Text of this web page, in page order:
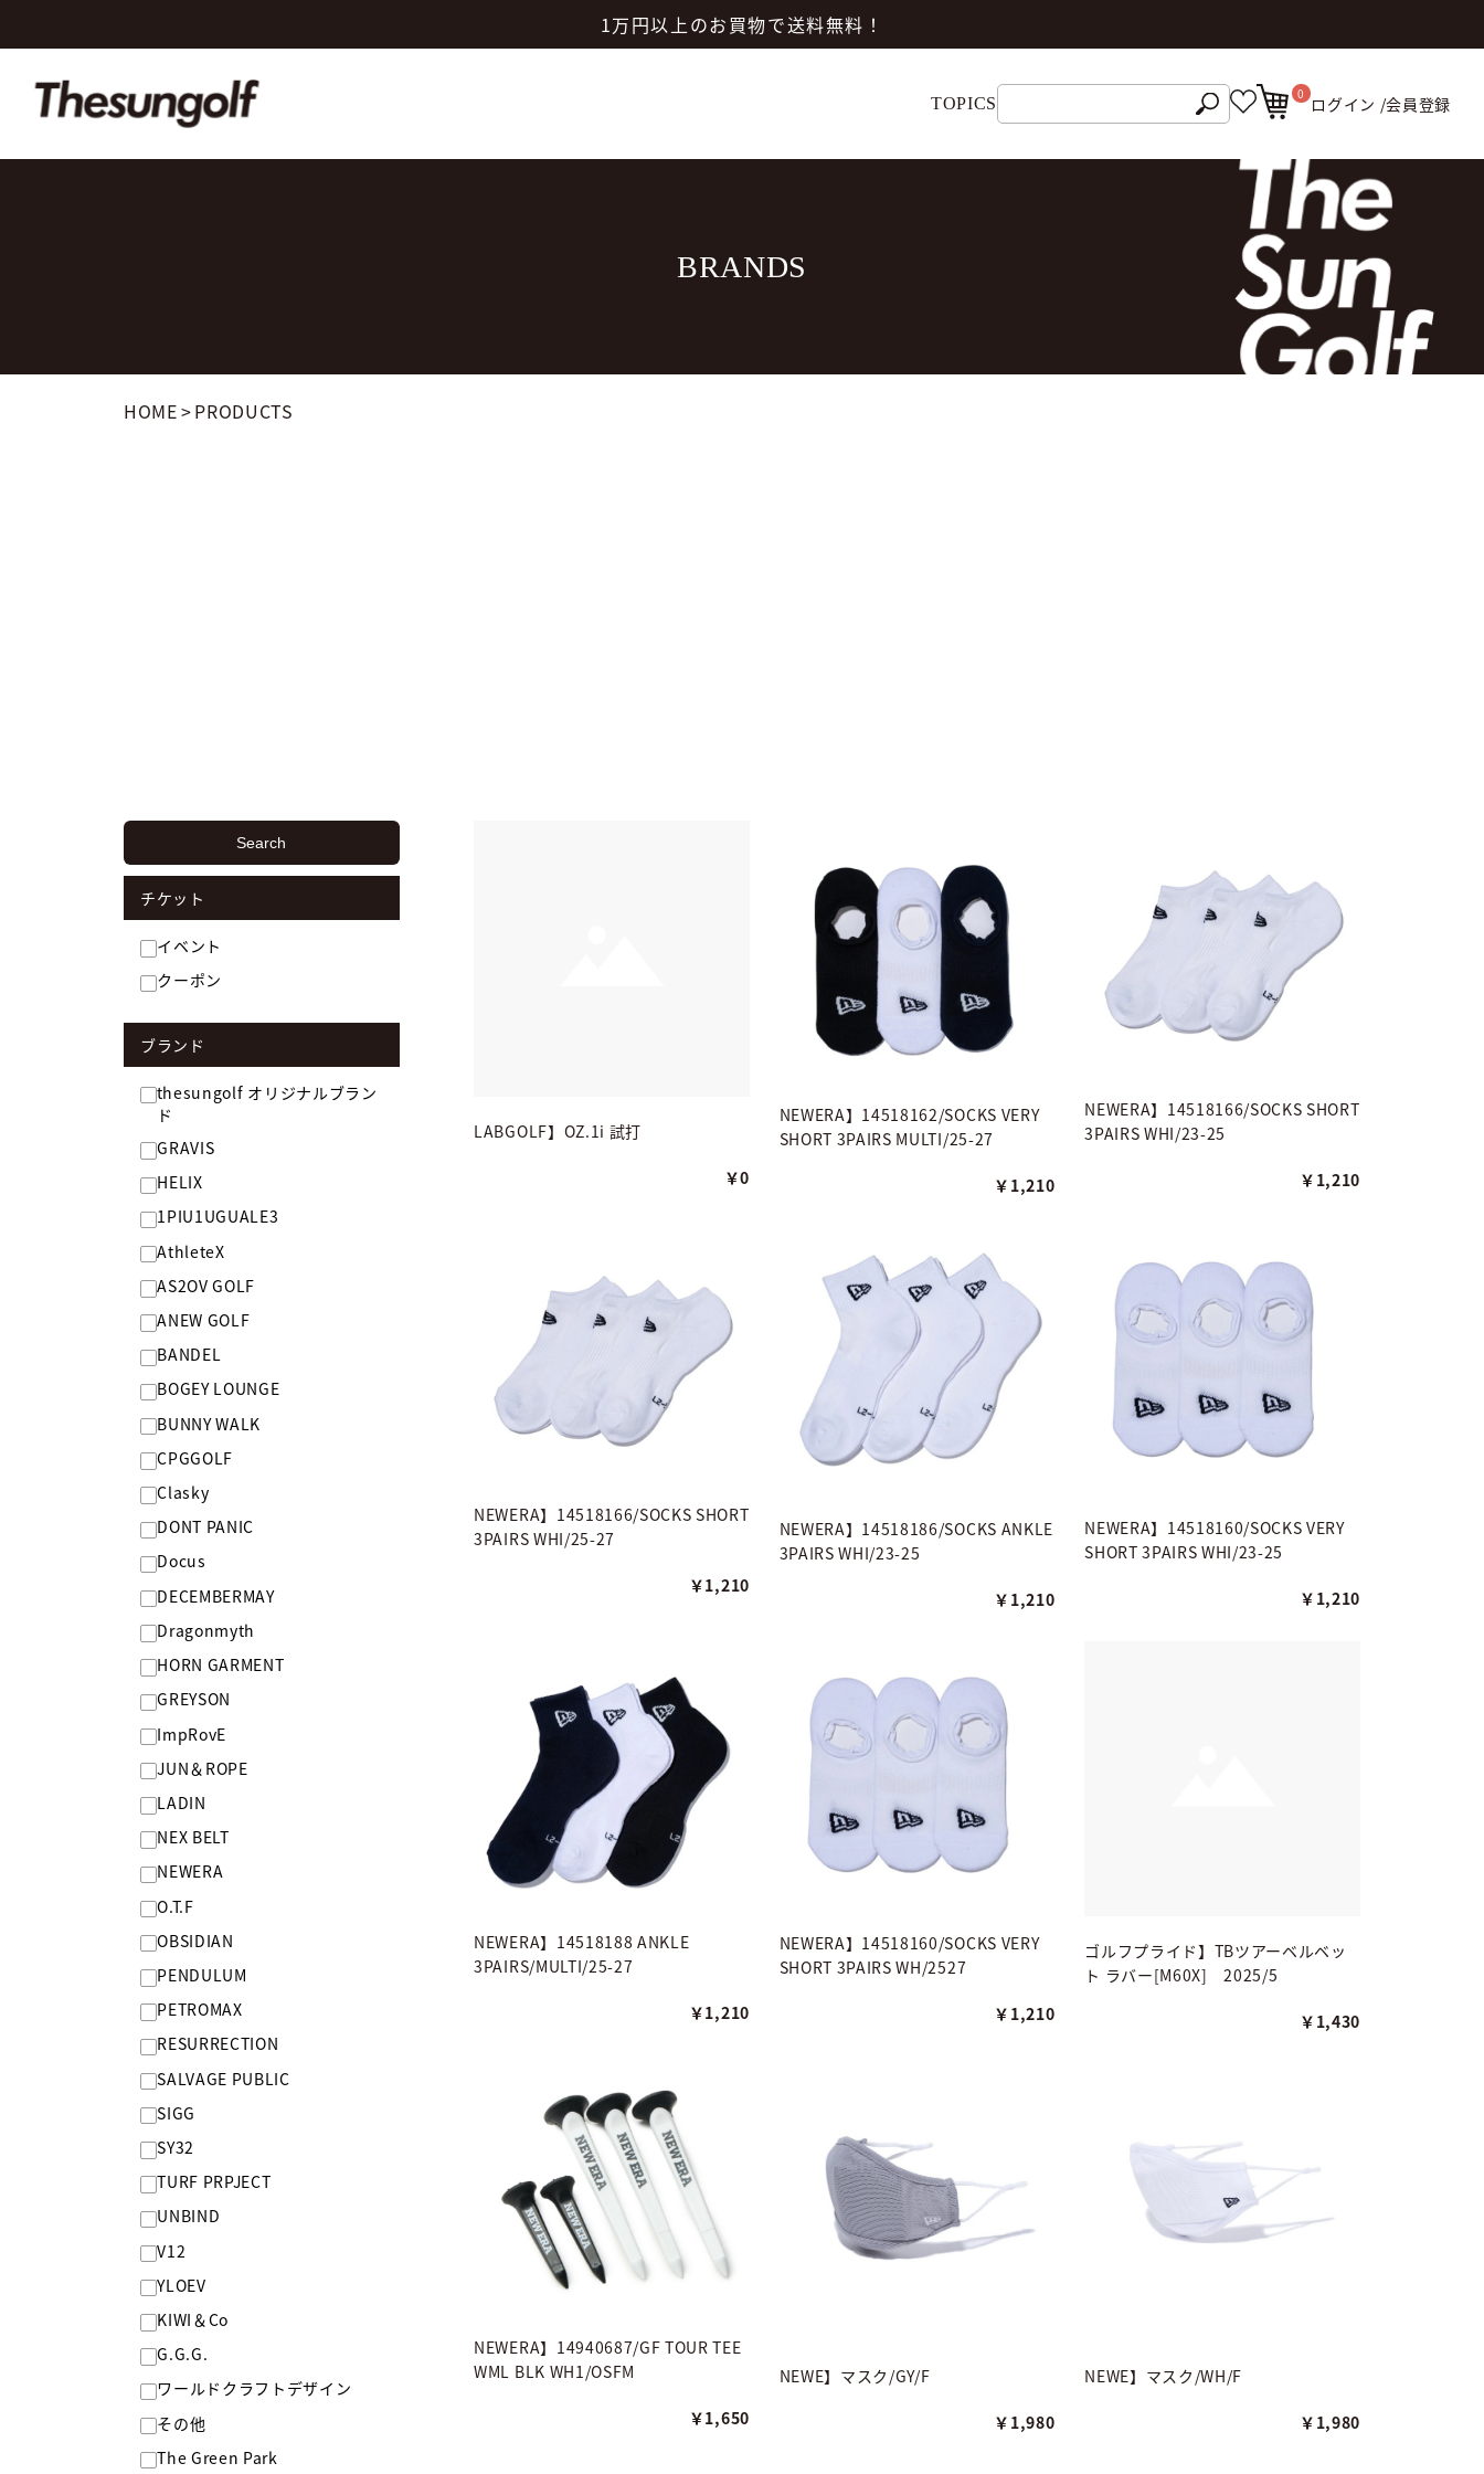
1万円以上のお買物で送料無料！
TOPICS
0 ログイン /会員登録
BRANDS
HOME>PRODUCTS
チケット
イベント
クーポン
ブランド
thesungolf オリジナルブラン
ド
GRAVIS
HELIX
1PIU1UGUALE3
AthleteX
AS2OV GOLF
ANEW GOLF
BANDEL
BOGEY LOUNGE
BUNNY WALK
CPGGOLF
Clasky
DONT PANIC
Docus
DECEMBERMAY
Dragonmyth
HORN GARMENT
GREYSON
ImpRovE
JUN＆ROPE
LADIN
NEX BELT
NEWERA
O.T.F
OBSIDIAN
PENDULUM
PETROMAX
RESURRECTION
SALVAGE PUBLIC
SIGG
SY32
TURF PRPJECT
UNBIND
V12
YLOEV
KIWI＆Co
G.G.G.
ワールドクラフトデザイン
その他
The Green Park
Search
LABGOLF】OZ.1i 試打
￥0
NEWERA】14518162/SOCKS VERY
SHORT 3PAIRS MULTI/25-27
￥1,210
NEWERA】14518166/SOCKS SHORT
3PAIRS WHI/23-25
￥1,210
NEWERA】14518166/SOCKS SHORT
3PAIRS WHI/25-27
￥1,210
NEWERA】14518186/SOCKS ANKLE
3PAIRS WHI/23-25
￥1,210
NEWERA】14518160/SOCKS VERY
SHORT 3PAIRS WHI/23-25
￥1,210
NEWERA】14518188 ANKLE
3PAIRS/MULTI/25-27
￥1,210
NEWERA】14518160/SOCKS VERY
SHORT 3PAIRS WH/2527
￥1,210
ゴルフプライド】TBツアーベルベッ
ト ラバー[M60X] 2025/5
￥1,430
NEWERA】14940687/GF TOUR TEE
WML BLK WH1/OSFM
￥1,650
NEWE】マスク/GY/F
￥1,980
NEWE】マスク/WH/F
￥1,980